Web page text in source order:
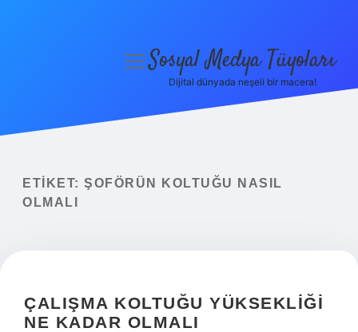
Yasal Uyarı
menüyüSosyal Medya Tüyoları
Dijital dünyada neşeli bir macera!
ETIKET: ŞOFÖRÜN KOLTUĞU NASIL
OLMALI
ÇALIŞMA KOLTUĞU YÜKSEKLIĞI
NE KADAR OLMALI